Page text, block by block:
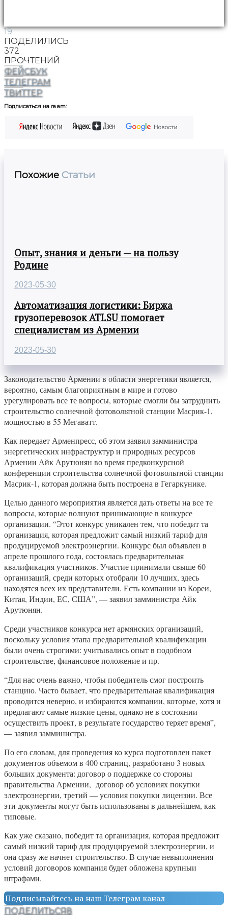
19
ПОДЕЛИЛИСЬ
372
ПРОЧТЕНИЙ
ФЕЙСБУК
ТЕЛЕГРАМ
ТВИТТЕР
Подписаться на ra.am:
Похожие Статьи
Опыт, знания и деньги — на пользу
Родине
2023-05-30
Автоматизация логистики: Биржа
грузоперевозок ATI.SU помогает
специалистам из Армении
2023-05-30
Законодательство Армении в области энергетики является,
вероятно, самым благоприятным в мире и готово
урегулировать все те вопросы, которые смогли бы затруднить
строительство солнечной фотовольтной станции Масрик-1,
мощностью в 55 Мегаватт.
Как передает Арменпресс, об этом заявил замминистра
энергетических инфраструктур и природных ресурсов
Армении Айк Арутюнян во время предконкурсной
конференции строительства солнечной фотовольтной станции
Масрик-1, которая должна быть построена в Гегаркунике.
Целью данного мероприятия является дать ответы на все те
вопросы, которые волнуют принимающие в конкурсе
организации. “Этот конкурс уникален тем, что победит та
организация, которая предложит самый низкий тариф для
продуцируемой электроэнергии. Конкурс был объявлен в
апреле прошлого года, состоялась предварительная
квалификация участников. Участие принимали свыше 60
организаций, среди которых отобрали 10 лучших, здесь
находятся всех их представители. Есть компании из Кореи,
Китая, Индии, ЕС, США”, — заявил замминистра Айк
Арутюнян.
Среди участников конкурса нет армянских организаций,
поскольку условия этапа предварительной квалификации
были очень строгими: учитывались опыт в подобном
строительстве, финансовое положение и пр.
“Для нас очень важно, чтобы победитель смог построить
станцию. Часто бывает, что предварительная квалификация
проводится неверно, и избираются компании, которые, хотя и
предлагают самые низкие цены, однако не в состоянии
осуществить проект, в результате государство теряет время”,
— заявил замминистра.
По его словам, для проведения ко курса подготовлен пакет
документов объемом в 400 страниц, разработано 3 новых
больших документа: договор о поддержке со стороны
правительства Армении, договор об условиях покупки
электроэнергии, третий — условия покупки лицензии. Все
эти документы могут быть использованы в дальнейшем, как
типовые.
Как уже сказано, победит та организация, которая предложит
самый низкий тариф для продуцируемой электроэнергии, и
она сразу же начнет строительство. В случае невыполнения
условий договоров компания будет обложена крупныи
штрафами.
Подписывайтесь на наш Телеграм канал
ПОДЕЛИТЬСЯ8